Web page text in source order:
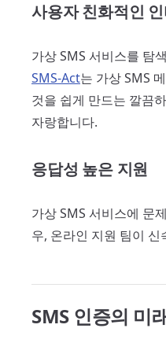
사용자 친화적인
가상 SMS 서비스를 탐
SMS-Act는 가상 SMS
것을 쉽게 만드는 깔끔
자랑합니다.
응답성 높은 지원
가상 SMS 서비스에 문
우, 온라인 지원 팀이
SMS 인증의 미